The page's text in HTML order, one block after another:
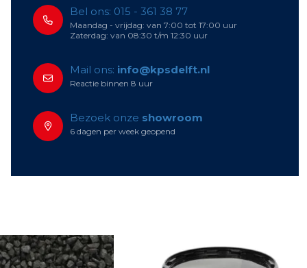
Bel ons: 015 - 361 38 77
Maandag - vrijdag: van 7:00 tot 17:00 uur
Zaterdag: van 08:30 t/m 12:30 uur
Mail ons: info@kpsdelft.nl
Reactie binnen 8 uur
Bezoek onze showroom
6 dagen per week geopend